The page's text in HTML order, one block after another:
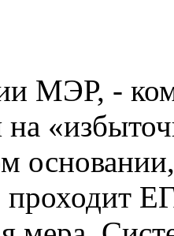
МЭР, -
на
проходит